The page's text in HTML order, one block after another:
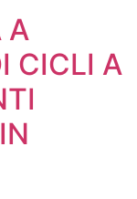
A
CICLI A